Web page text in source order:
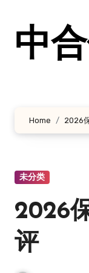
中
Home 2026
未分类
2026
评